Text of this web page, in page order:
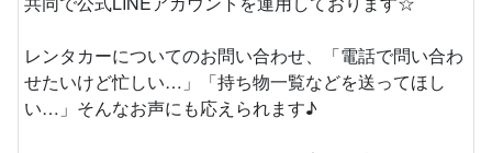
レンタカーについてのお問い合わせ、「電話で問い合わ
せたいけど忙しい…」「持ち物一覧などを送ってほし
い…」そんなお声にも応えられます♪